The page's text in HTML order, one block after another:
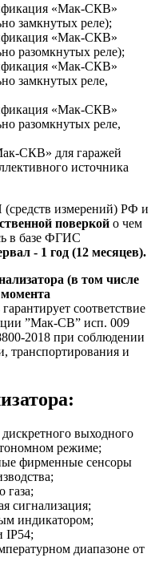
«Мак-СКВ»
замкнутых реле);
«Мак-СКВ»
разомкнутых реле);
«Мак-СКВ»
замкнутых реле,
«Мак-СКВ»
разомкнутых реле,
СКВ» для гаражей
источника
(средств измерений) РФ и
поверкой о чем
в базе ФГИС
- 1 год (12 месяцев).
(в том числе
момента
соответствие
”Мак-СВ” исп. 009
2018 при соблюдении
транспортирования и
выходного
режиме;
фирменные сенсоры
газа;
сигнализация;
индикатором;
IP54;
диапазоне от